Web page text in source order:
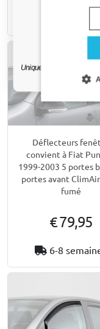
Déflecteurs
convient à Fiat
1999-2003 5 portes
portes avant
fumé
€ 79,95
6-8
Uniquement des mises